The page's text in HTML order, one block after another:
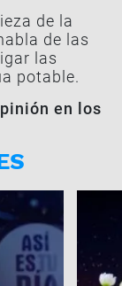
de la
de las
las
potable.
en los